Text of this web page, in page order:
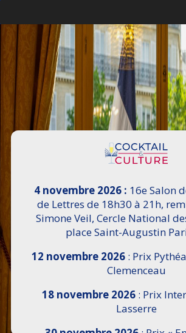
4 novembre 2026 : 16e Salon
de Lettres de 18h30 à 21h,
Simone Veil, Cercle National
place Saint-Augustin
12 novembre 2026: Prix
Clemenceau
18 novembre 2026: Prix
Lasserre